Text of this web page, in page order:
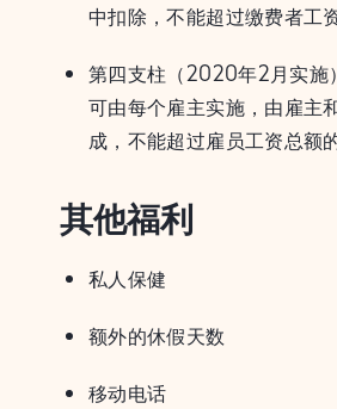
中扣除，不能超过缴费者工
第四支柱（2020年2月实施
可由每个雇主实施，由雇主
成，不能超过雇员工资总额
其他福利
私人保健
额外的休假天数
移动电话